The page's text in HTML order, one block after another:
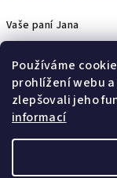
Používáme
prohlížení webu
zlepšovali jeho
informací
Vaše paní Jana